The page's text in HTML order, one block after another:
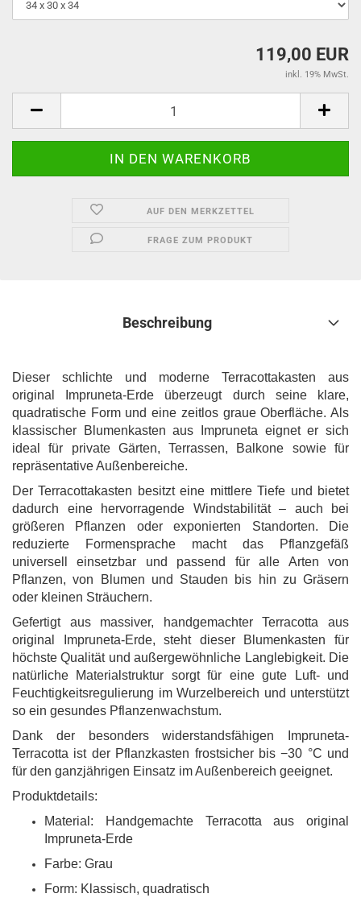
119,00 EUR
inkl. 19% MwSt.
AUF DEN MERKZETTEL
FRAGE ZUM PRODUKT
Beschreibung
Dieser schlichte und moderne Terracottakasten aus
original Impruneta-Erde überzeugt durch seine klare,
quadratische Form und eine zeitlos graue Oberfläche. Als
klassischer Blumenkasten aus Impruneta eignet er sich
ideal für private Gärten, Terrassen, Balkone sowie für
repräsentative Außenbereiche.
Der Terracottakasten besitzt eine mittlere Tiefe und bietet
dadurch eine hervorragende Windstabilität – auch bei
größeren Pflanzen oder exponierten Standorten. Die
reduzierte Formensprache macht das Pflanzgefäß
universell einsetzbar und passend für alle Arten von
Pflanzen, von Blumen und Stauden bis hin zu Gräsern
oder kleinen Sträuchern.
Gefertigt aus massiver, handgemachter Terracotta aus
original Impruneta-Erde, steht dieser Blumenkasten für
höchste Qualität und außergewöhnliche Langlebigkeit. Die
natürliche Materialstruktur sorgt für eine gute Luft- und
Feuchtigkeitsregulierung im Wurzelbereich und unterstützt
so ein gesundes Pflanzenwachstum.
Dank der besonders widerstandsfähigen Impruneta-
Terracotta ist der Pflanzkasten frostsicher bis −30 °C und
für den ganzjährigen Einsatz im Außenbereich geeignet.
Produktdetails:
Material: Handgemachte Terracotta aus original
Impruneta-Erde
Farbe: Grau
Form: Klassisch, quadratisch